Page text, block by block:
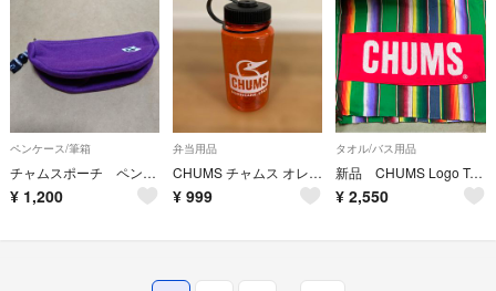
ペンケース/筆箱
チャムスポーチ ペンケース紫色
¥ 1,200
弁当用品
CHUMS チャムス オレンジボトル 水筒 プラスチック
¥ 999
タオル/バス用品
新品 CHUMS Logo Towel チャムス タオル
¥ 2,550